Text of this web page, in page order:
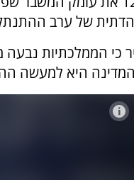
הדתית של ערב
כי הממלכתיות
היא למעשה